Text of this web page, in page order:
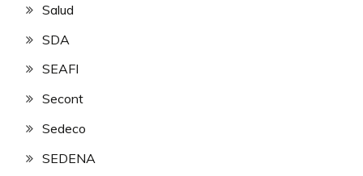
Salud
SDA
SEAFI
Secont
Sedeco
SEDENA